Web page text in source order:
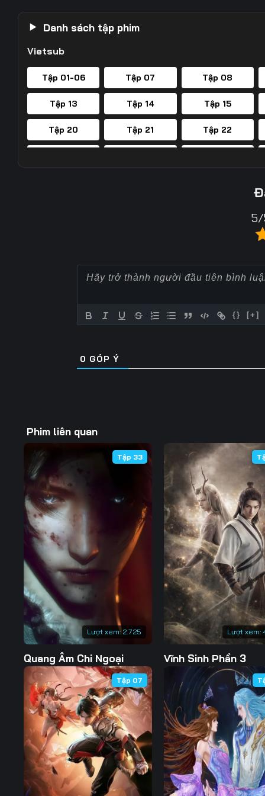
Danh sách tập phim
Vietsub
Tập 01-06 Tập 07 Tập 08
Tập 13 Tập 14 Tập 15
Tập 20 Tập 21 Tập 22
Tập 70 Tập 71
Tập 104 Tập 105 Tập 106
Tập 113
Tập 118 Tập 120
Tập 125 Tập 126 Tập 127
Tập 132 Tập 133 Tập 134
Tập 139 Tập 141
Tập 146 Tập 148
Tập 153 Tập 154 Tập 155
Tập 160 Tập 162
Tập 167 Tập 168 Tập 169
Tập 174 Tập 175 Tập 176
Tập 181 Tập 182 Tập 183
Tập 188 Tập 189 Tập 190
Tập 195 Tập 196 Tập 197
5/
{} [+]
0 GÓP Ý
Phim liên quan
Lượt xem: 2.725
Tập 33
Quang Âm Chi Ngoại
Lượt xem:
Vĩnh Sinh Phần 3
Tập 07